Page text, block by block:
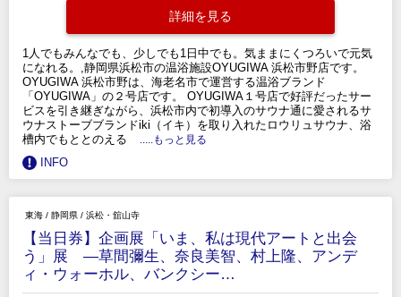
詳細を見る
1人でもみんなでも、少しでも1日中でも。気ままにくつろいで元気
になれる。,静岡県浜松市の温浴施設OYUGIWA 浜松市野店です。
OYUGIWA 浜松市野は、海老名市で運営する温浴ブランド
「OYUGIWA」の２号店です。 OYUGIWA１号店で好評だったサー
ビスを引き継ぎながら、浜松市内で初導入のサウナ通に愛されるサ
ウナストーブブランドiki（イキ）を取り入れたロウリュサウナ、浴
槽内でもととのえる
.....もっと見る
INFO
東海 / 静岡県 / 浜松・舘山寺
【当日券】企画展「いま、私は現代アートと出会
う」展 ―草間彌生、奈良美智、村上隆、アンデ
ィ・ウォーホル、バンクシー…